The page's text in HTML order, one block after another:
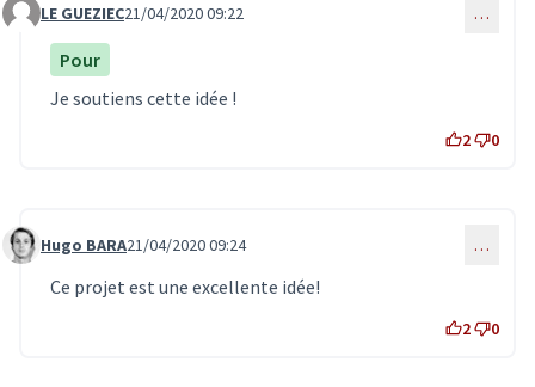
Commentaire 1911
LE GUEZIEC21/04/2020 09:22 …
Pour
Je soutiens cette idée !
2 0
Commentaire 1912
Hugo BARA21/04/2020 09:24 …
Ce projet est une excellente idée!
2 0